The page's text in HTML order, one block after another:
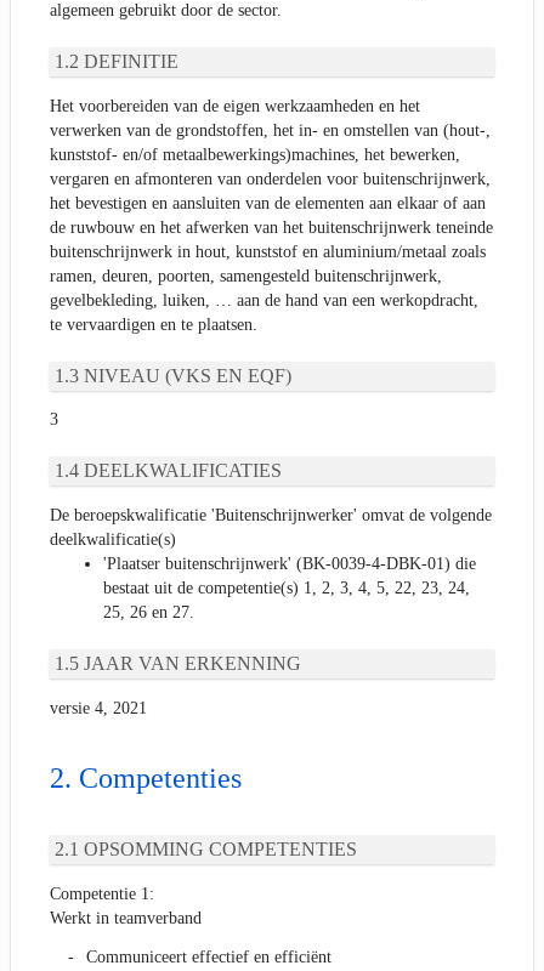
algemeen gebruikt door de sector.
DEFINITIE
Het voorbereiden van de eigen werkzaamheden en het
verwerken van de grondstoffen, het in- en omstellen van (hout-,
kunststof- en/of metaalbewerkings)machines, het bewerken,
vergaren en afmonteren van onderdelen voor buitenschrijnwerk,
het bevestigen en aansluiten van de elementen aan elkaar of aan
de ruwbouw en het afwerken van het buitenschrijnwerk teneinde
buitenschrijnwerk in hout, kunststof en aluminium/metaal zoals
ramen, deuren, poorten, samengesteld buitenschrijnwerk,
gevelbekleding, luiken, … aan de hand van een werkopdracht,
te vervaardigen en te plaatsen.
NIVEAU (VKS EN EQF)
3
DEELKWALIFICATIES
De beroepskwalificatie 'Buitenschrijnwerker' omvat de volgende
deelkwalificatie(s)
'Plaatser buitenschrijnwerk' (BK-0039-4-DBK-01) die
bestaat uit de competentie(s) 1, 2, 3, 4, 5, 22, 23, 24,
25, 26 en 27.
JAAR VAN ERKENNING
versie 4, 2021
Competenties
OPSOMMING COMPETENTIES
Competentie 1:
Werkt in teamverband
Communiceert effectief en efficiënt